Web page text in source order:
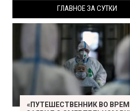
ГЛАВНОЕ ЗА СУТКИ
«ПУТЕШЕСТВЕННИК ВО